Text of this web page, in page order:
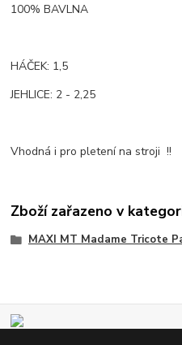
100% BAVLNA
HÁČEK: 1,5
JEHLICE: 2 - 2,25
Vhodná i pro pletení na stroji !!
Zboží zařazeno v
MAXI MT Madame Tricote